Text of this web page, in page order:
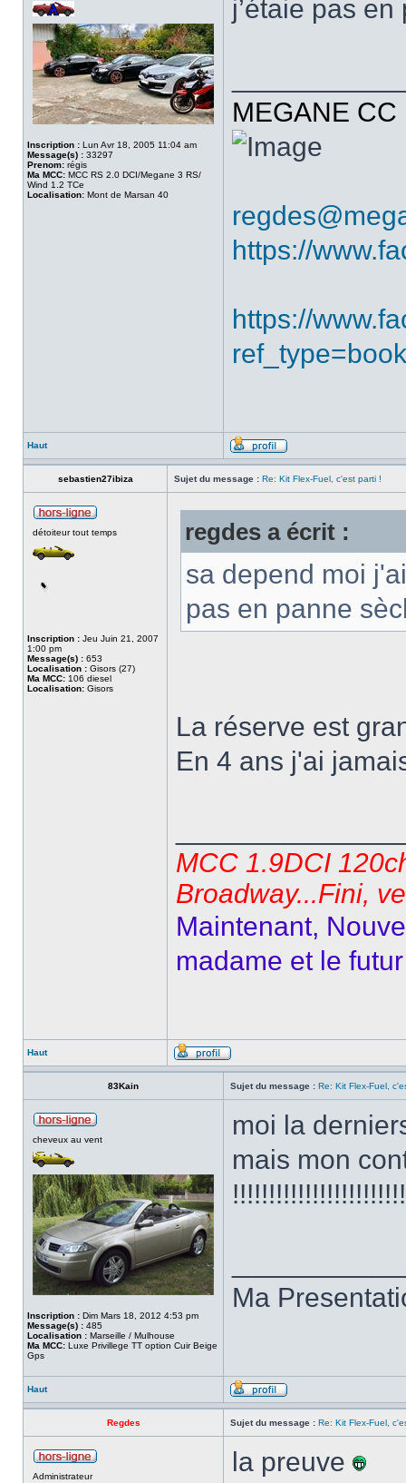
Inscription : Lun Avr 18, 2005 11:04 am
Message(s) : 33297
Prenom: régis
Ma MCC: MCC RS 2.0 DCI/Megane 3 RS/
Wind 1.2 TCe
Localisation: Mont de Marsan 40
j’étaie pas
MEGANE
https://
https://
Haut
sebastien27ibiza Sujet du message : Re: Kit Flex-Fuel, c'est parti !
détoiteur tout temps
Inscription : Jeu Juin 21, 2007
1:00 pm
Message(s) : 653
Localisation : Gisors (27)
Ma MCC: 106 diesel
Localisation: Gisors
regdes a écrit :
sa depend moi
pas en panne
La réserve est
En 4 ans j'ai
MCC 1.9DCI
Broadway...Fini,
Maintenant,
madame et le
Haut
83Kain Sujet du message : Re: Kit Flex-Fuel,
cheveux au vent
Inscription : Dim Mars 18, 2012 4:53 pm
Message(s) : 485
Localisation : Marseille / Mulhouse
Ma MCC: Luxe Privillege TT option Cuir Beige
Gps
moi la
mais mon
Ma
Haut
Regdes Sujet du message : Re: Kit Flex-Fuel,
Administrateur la preuve